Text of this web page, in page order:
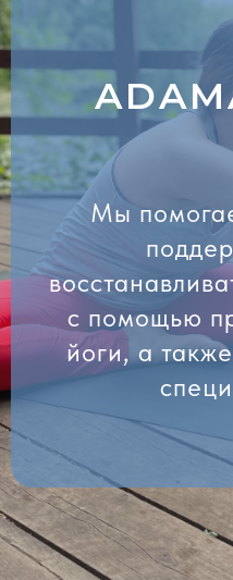
Мы
с помощью
йоги, а